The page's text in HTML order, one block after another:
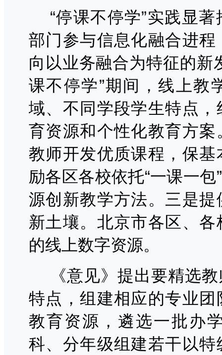
“停课不停学”实践显
部门参与信息化融合进
向以业务融合为特征的新
课不停学”期间，线上教
域、不同学段学生特点
育资源和个性化教育方
教师开发优质课程，保
励各区各校依托“一课一
源创新教学方法。三是
新土壤。北京市各区、
的线上数字资源。
《意见》提出要精选
特点，组建相应的专业
教育资源，遴选一批办
科、分年级组建若干以